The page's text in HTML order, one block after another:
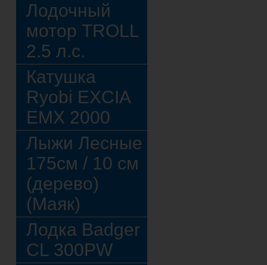
Лодочный
мотор TROLL
2.5 л.с.
Катушка
Ryobi EXCIA
EMX 2000
Лыжи Лесные
175см / 10 см
(дерево)
(Маяк)
Лодка Badger
CL 300PW